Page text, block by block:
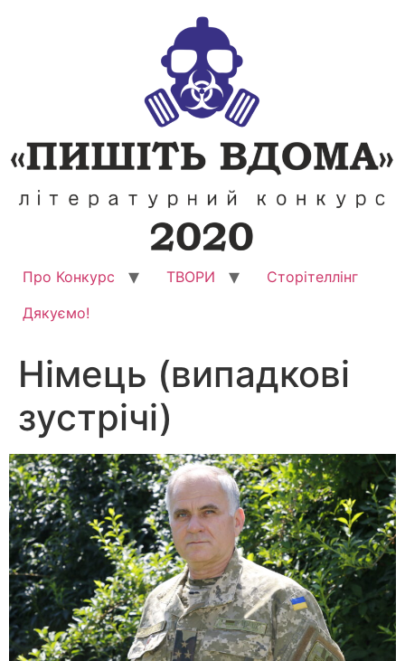
Про Конкурс ТВОРИ
Сторітеллінг
Дякуємо!
Німець (випадкові
зустрічі)